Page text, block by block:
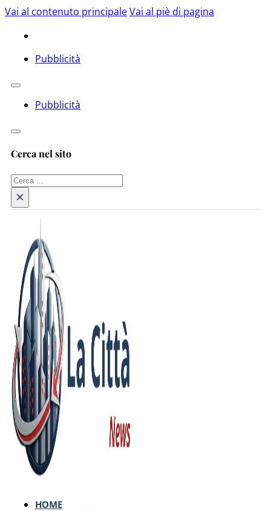
Vai al contenuto principaleVai al piè di pagina
Pubblicità
Pubblicità
Cerca nel sito
Cerca
×
HOME